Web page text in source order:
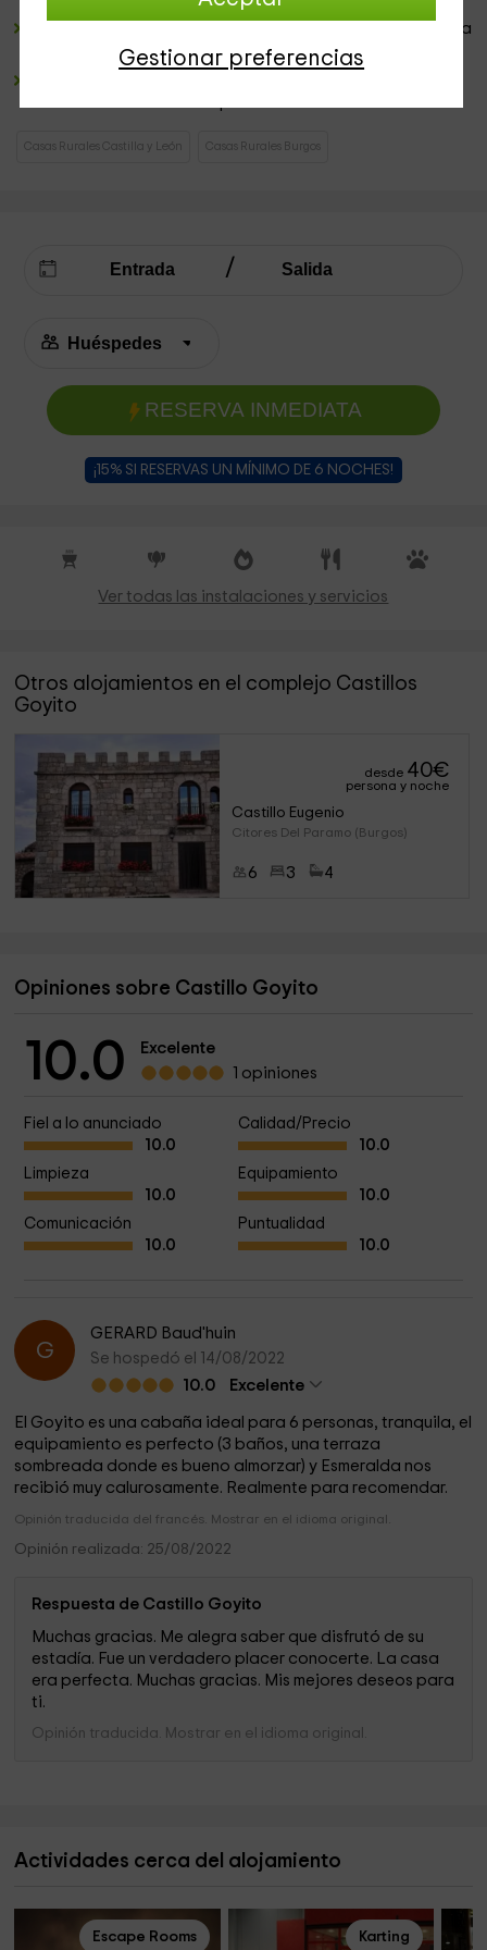
Gestionar preferencias
donde preparar jugosas parrilladas con la
rica carne de la región.
Casas Rurales Castilla y León Casas Rurales Burgos
RESERVA INMEDIATA
¡15% SI RESERVAS UN MÍNIMO DE 6 NOCHES!
Ver todas las instalaciones y servicios
Otros alojamientos en el complejo Castillos
Goyito
desde 40€
persona y noche
Castillo Eugenio
Citores Del Paramo (Burgos)
6 3 4
Opiniones sobre Castillo Goyito
10.0
Excelente
1 opiniones
Fiel a lo anunciado
10.0
Calidad/Precio
10.0
Limpieza
10.0
Equipamiento
10.0
Comunicación
10.0
Puntualidad
10.0
G
GERARD Baud'huin
Se hospedó el 14/08/2022
10.0
Excelente
El Goyito es una cabaña ideal para 6 personas, tranquila, el
equipamiento es perfecto (3 baños, una terraza
sombreada donde es bueno almorzar) y Esmeralda nos
recibió muy calurosamente. Realmente para recomendar.
Opinión traducida del francés. Mostrar en el idioma original.
Opinión realizada: 25/08/2022
Respuesta de Castillo Goyito
Muchas gracias. Me alegra saber que disfrutó de su
estadía. Fue un verdadero placer conocerte. La casa
era perfecta. Muchas gracias. Mis mejores deseos para
ti.
Opinión traducida. Mostrar en el idioma original.
Actividades cerca del alojamiento
Escape Rooms Karting